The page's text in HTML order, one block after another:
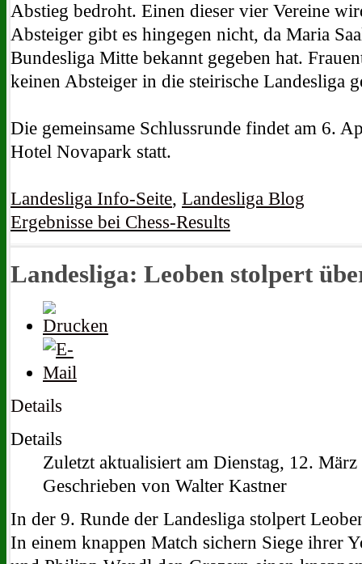
Abstieg bedroht. Einen dieser vier Vereine
Absteiger gibt es hingegen nicht, da Maria
Bundesliga Mitte bekannt gegeben hat.
keinen Absteiger in die steirische Landesliga
Die gemeinsame Schlussrunde findet am 6.
Hotel Novapark statt.
Landesliga Info-Seite, Landesliga Blog
Ergebnisse bei Chess-Results
Landesliga: Leoben stolpert
Details
Details
Zuletzt aktualisiert am Dienstag, 12.
Geschrieben von Walter Kastner
In der 9. Runde der Landesliga stolpert
In einem knappen Match sichern Siege ihrer